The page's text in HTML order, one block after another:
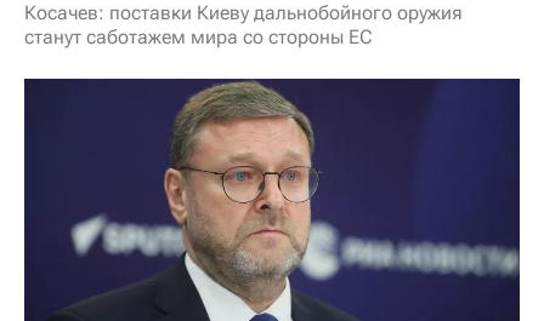
Косачев: поставки Киеву дальнобойного оружия
станут саботажем мира со стороны ЕС